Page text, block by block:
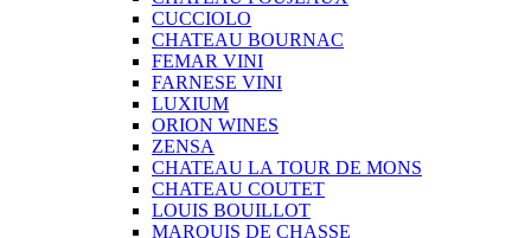
CUCCIOLO
CHATEAU BOURNAC
FEMAR VINI
FARNESE VINI
LUXIUM
ORION WINES
ZENSA
CHATEAU LA TOUR DE MONS
CHATEAU COUTET
LOUIS BOUILLOT
MARQUIS DE CHASSE